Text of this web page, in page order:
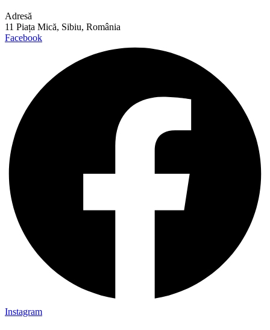
Adresă
11 Piața Mică, Sibiu, România
Facebook
Instagram